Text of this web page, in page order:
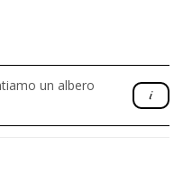
un albero